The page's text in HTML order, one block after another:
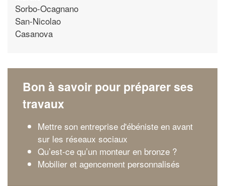
Sorbo-Ocagnano
San-Nicolao
Casanova
Bon à savoir pour préparer ses
travaux
Mettre son entreprise d'ébéniste en avant
sur les réseaux sociaux
Qu’est-ce qu’un monteur en bronze ?
Mobilier et agencement personnalisés